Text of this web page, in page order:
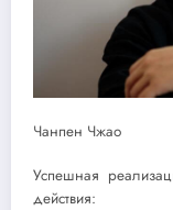
Чанпен Чжао
Успешная
действия: